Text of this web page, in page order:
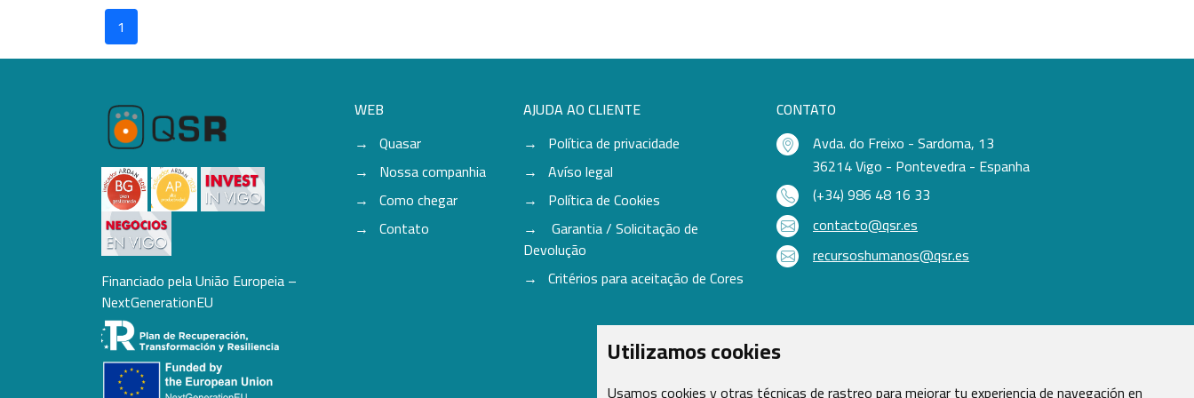
Utilizamos cookies
Usamos cookies y otras técnicas de rastreo para mejorar tu experiencia de navegación en
1
Financiado pela União Europeia –
NextGenerationEU
WEB
Quasar
Nossa companhia
Como chegar
Contato
AJUDA AO CLIENTE
Política de privacidade
Avíso legal
Política de Cookies
Garantia / Solicitação de
Devolução
Critérios para aceitação de Cores
CONTATO
Avda. do Freixo - Sardoma, 13
36214 Vigo - Pontevedra - Espanha
(+34) 986 48 16 33
contacto@qsr.es
recursoshumanos@qsr.es